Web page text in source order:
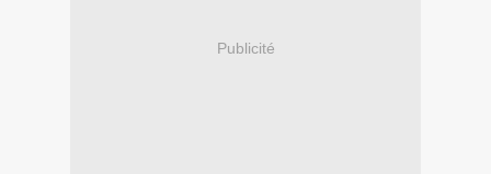
Publicité